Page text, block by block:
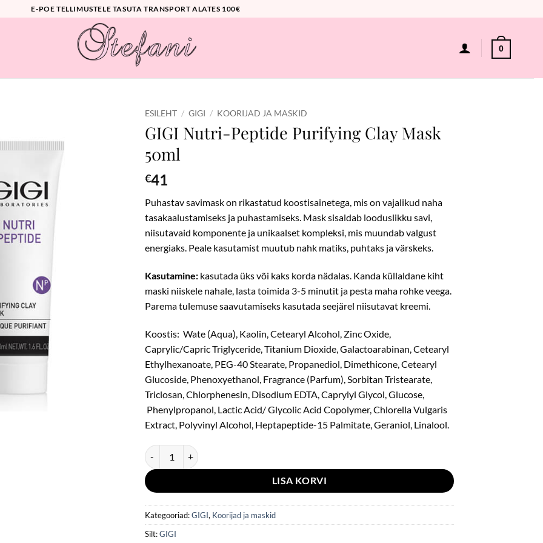
E-POE TELLIMUSTELE TASUTA TRANSPORT ALATES 100€
0
ESILEHT / GIGI / KOORIJAD JA MASKID
GIGI Nutri-Peptide Purifying Clay Mask
50ml
€41
Puhastav savimask on rikastatud koostisainetega, mis on vajalikud naha
tasakaalustamiseks ja puhastamiseks. Mask sisaldab looduslikku savi,
niisutavaid komponente ja unikaalset kompleksi, mis muundab valgust
energiaks. Peale kasutamist muutub nahk matiks, puhtaks ja värskeks.
Kasutamine: kasutada üks või kaks korda nädalas. Kanda küllaldane kiht
maski niiskele nahale, lasta toimida 3-5 minutit ja pesta maha rohke veega.
Parema tulemuse saavutamiseks kasutada seejärel niisutavat kreemi.
Koostis: Wate (Aqua), Kaolin, Cetearyl Alcohol, Zinc Oxide,
Caprylic/Capric Triglyceride, Titanium Dioxide, Galactoarabinan, Cetearyl
Ethylhexanoate, PEG-40 Stearate, Propanediol, Dimethicone, Cetearyl
Glucoside, Phenoxyethanol, Fragrance (Parfum), Sorbitan Tristearate,
Triclosan, Chlorphenesin, Disodium EDTA, Caprylyl Glycol, Glucose,
Phenylpropanol, Lactic Acid/ Glycolic Acid Copolymer, Chlorella Vulgaris
Extract, Polyvinyl Alcohol, Heptapeptide-15 Palmitate, Geraniol, Linalool.
GIGI Nutri-Peptide Purifying Clay Mask 50ml kogus
LISA KORVI
Kategooriad:GIGI, Koorijad ja maskid
Silt:GIGI